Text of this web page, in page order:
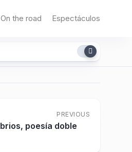
On the road Espectáculos
PREVIOUS
poesía doble